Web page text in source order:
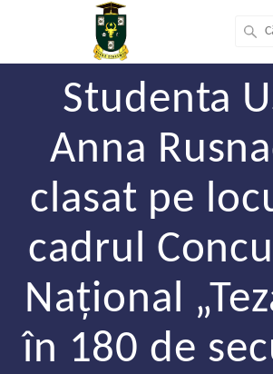
Studenta
Anna
clasat pe
cadrul
Național
în 180 de